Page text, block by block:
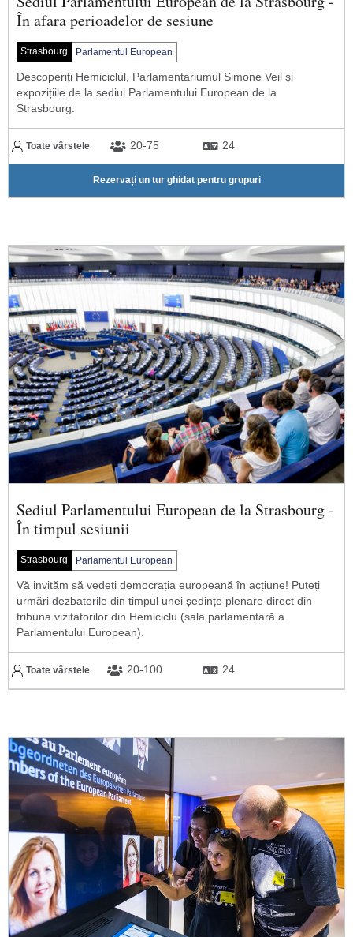
În afara perioadelor de sesiune
Strasbourg Parlamentul European
Descoperiți Hemiciclul, Parlamentariumul Simone Veil și
expozițiile de la sediul Parlamentului European de la
Strasbourg.
Toate vârstele 20-75 24
Rezervați un tur ghidat pentru grupuri
Sediul Parlamentului European de la Strasbourg -
În timpul sesiunii
Strasbourg Parlamentul European
Vă invităm să vedeți democrația europeană în acțiune! Puteți
urmări dezbaterile din timpul unei ședințe plenare direct din
tribuna vizitatorilor din Hemiciclu (sala parlamentară a
Parlamentului European).
Toate vârstele 20-100 24